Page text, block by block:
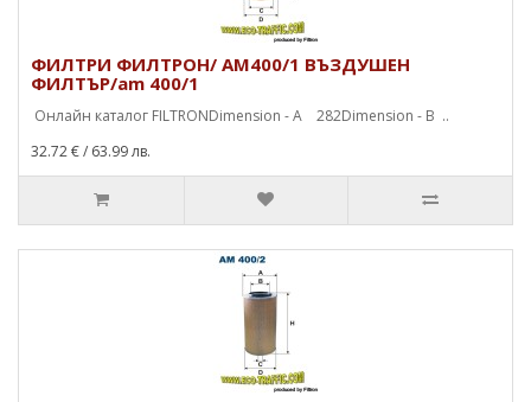
ФИЛТРИ ФИЛТРОН/ AM400/1 ВЪЗДУШЕН
ФИЛТЪР/am 400/1
Онлайн каталог FILTRONDimension - A 282Dimension - B ..
32.72 €/ 63.99 лв.